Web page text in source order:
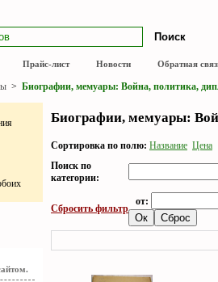
Прайс-лист Новости Обратная
> Биографии, мемуары: Война, политика,
Биографии, мемуары:
Сортировка по полю: Название Цена
Поиск по
категории:
Сбросить фильтр
от: